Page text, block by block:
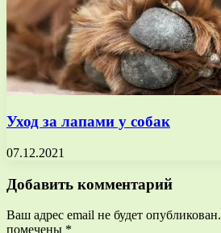
Уход за лапами у собак
07.12.2021
Добавить комментарий
Ваш адрес email не будет опубликован.
помечены *